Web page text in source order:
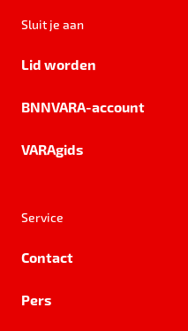
Sluit je aan
Lid worden
BNNVARA-account
VARAgids
Service
Contact
Pers